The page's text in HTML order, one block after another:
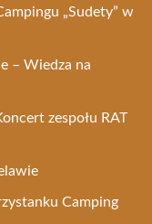
„Sudety” w
– Wiedza na
zespołu RAT
Camping